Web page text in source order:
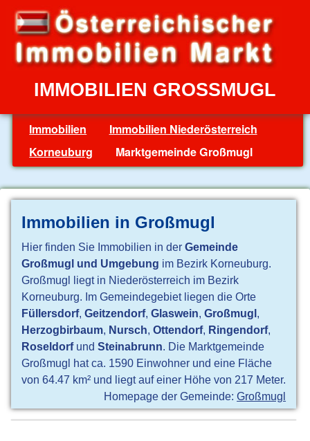
IMMOBILIEN GROSSMUGL
Immobilien
Immobilien Niederösterreich
Korneuburg
Marktgemeinde Großmugl
Immobilien in Großmugl
Hier finden Sie Immobilien in derGemeinde
Großmugl und Umgebung im Bezirk Korneuburg.
Großmugl liegt in Niederösterreich im Bezirk
Korneuburg. Im Gemeindegebiet liegen die Orte
Füllersdorf,Geitzendorf,Glaswein,Großmugl,
Herzogbirbaum, Nursch,Ottendorf, Ringendorf,
RoseldorfundSteinabrunn. Die Marktgemeinde
Großmugl hat ca. 1590 Einwohner und eine Fläche
von 64.47 km² und liegt auf einer Höhe von 217 Meter.
Homepage der Gemeinde:Großmugl